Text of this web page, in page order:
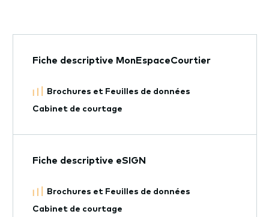
Fiche descriptive MonEspaceCourtier
Brochures et Feuilles de données
Cabinet de courtage
Fiche descriptive eSIGN
Brochures et Feuilles de données
Cabinet de courtage